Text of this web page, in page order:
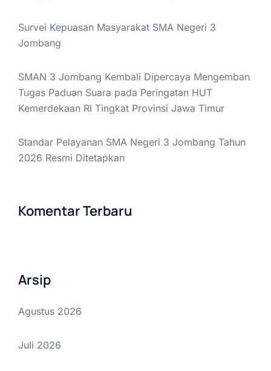
Survei Kepuasan Masyarakat SMA Negeri 3
Jombang
SMAN 3 Jombang Kembali Dipercaya Mengemban
Tugas Paduan Suara pada Peringatan HUT
Kemerdekaan RI Tingkat Provinsi Jawa Timur
Standar Pelayanan SMA Negeri 3 Jombang Tahun
2026 Resmi Ditetapkan
Komentar Terbaru
Arsip
Agustus 2026
Juli 2026